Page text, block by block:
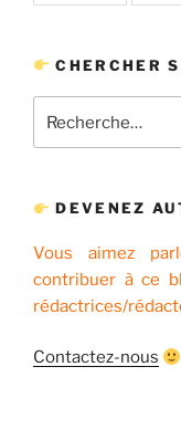
CHERCHER
pour
DEVENEZ
Vous aimez
contribuer à ce
rédactrices/
Contactez-nous